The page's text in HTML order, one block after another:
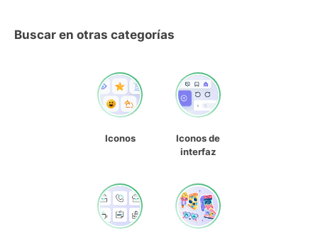
Buscar en otras categorías
Iconos
Iconos de
interfaz